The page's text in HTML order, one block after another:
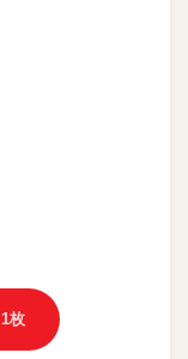
1枚